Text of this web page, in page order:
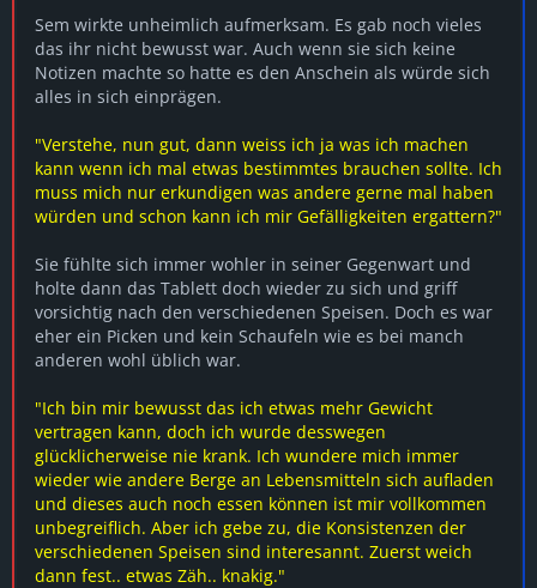
Sem wirkte unheimlich aufmerksam. Es gab noch vieles
das ihr nicht bewusst war. Auch wenn sie sich keine
Notizen machte so hatte es den Anschein als würde sich
alles in sich einprägen.
"Verstehe, nun gut, dann weiss ich ja was ich machen
kann wenn ich mal etwas bestimmtes brauchen sollte. Ich
muss mich nur erkundigen was andere gerne mal haben
würden und schon kann ich mir Gefälligkeiten ergattern?"
Sie fühlte sich immer wohler in seiner Gegenwart und
holte dann das Tablett doch wieder zu sich und griff
vorsichtig nach den verschiedenen Speisen. Doch es war
eher ein Picken und kein Schaufeln wie es bei manch
anderen wohl üblich war.
"Ich bin mir bewusst das ich etwas mehr Gewicht
vertragen kann, doch ich wurde desswegen
glücklicherweise nie krank. Ich wundere mich immer
wieder wie andere Berge an Lebensmitteln sich aufladen
und dieses auch noch essen können ist mir vollkommen
unbegreiflich. Aber ich gebe zu, die Konsistenzen der
verschiedenen Speisen sind interesannt. Zuerst weich
dann fest.. etwas Zäh.. knakig."